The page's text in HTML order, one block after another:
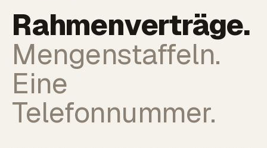
Rahmenverträge.
Mengenstaffeln.
Eine
Telefonnummer.